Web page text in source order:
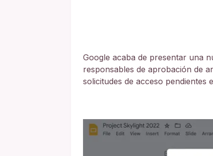
Google acaba de presentar una
responsables de aprobación de
solicitudes de acceso pendientes